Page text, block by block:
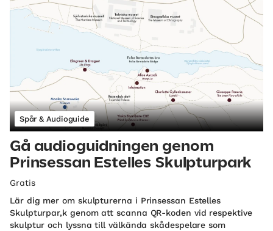
Spår & Audioguide
Gå audioguidningen genom
Prinsessan Estelles Skulpturpark
Gratis
Lär dig mer om skulpturerna i Prinsessan Estelles
Skulpturpar,k genom att scanna QR-koden vid respektive
skulptur och lyssna till välkända skådespelare som